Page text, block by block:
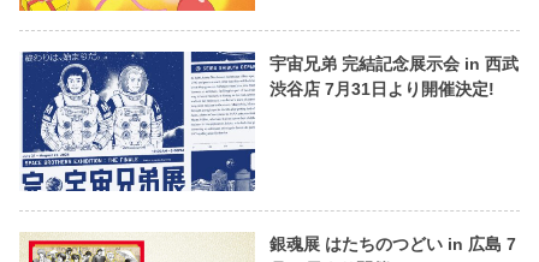
宇宙兄弟 完結記念展示会 in 西武
渋谷店 7月31日より開催決定!
銀魂展 はたちのつどい in 広島 7